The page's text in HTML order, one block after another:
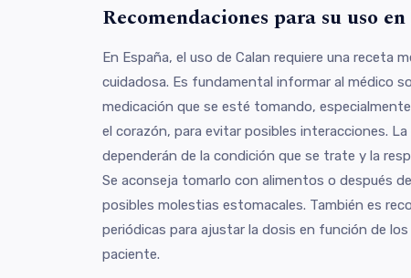
Recomendaciones para su uso
En España, el uso de Calan requiere una receta
cuidadosa. Es fundamental informar al médico
medicación que se esté tomando,
el corazón, para evitar posibles interacciones.
dependerán de la condición que se trate y la
Se aconseja tomarlo con alimentos o después
posibles molestias estomacales. También es
periódicas para ajustar la dosis en función de
paciente.